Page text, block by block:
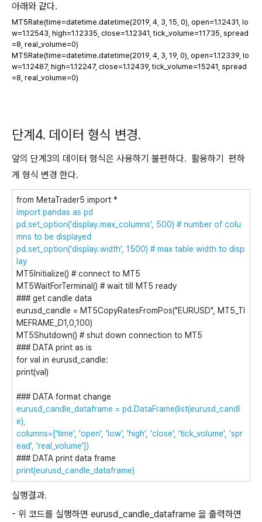
아래와 같다.
MT5Rate(time=datetime.datetime(2019, 4, 3, 15, 0), open=1.12431, lo
w=1.12543, high=1.12335, close=1.12341, tick_volume=11735, spread
=8, real_volume=0)
MT5Rate(time=datetime.datetime(2019, 4, 3, 19, 0), open=1.12339, lo
w=1.12487, high=1.12247, close=1.12439, tick_volume=15241, spread
=8, real_volume=0)
단계4. 데이터 형식 변경.
앞의 단계3의 데이터 형식은 사용하기 불편하다. 활용하기 편하
게 형식 변경 한다.
from MetaTrader5 import *
import pandas as pd
pd.set_option('display.max_columns', 500) # number of colu
mns to be displayed
pd.set_option('display.width', 1500) # max table width to disp
lay
MT5Initialize() # connect to MT5
MT5WaitForTerminal() # wait till MT5 ready
### get candle data
eurusd_candle = MT5CopyRatesFromPos("EURUSD", MT5_TI
MEFRAME_D1,0,100)
MT5Shutdown() # shut down connection to MT5
### DATA print as is
for val in eurusd_candle:
print(val)
### DATA format change
eurusd_candle_dataframe = pd.DataFrame(list(eurusd_candl
e),
columns=['time', 'open', 'low', 'high', 'close', 'tick_volume', 'spr
ead', 'real_volume'])
### DATA print data frame
print(eurusd_candle_dataframe)
실행결과.
- 위 코드를 실행하면 eurusd_candle_dataframe 을 출력하면